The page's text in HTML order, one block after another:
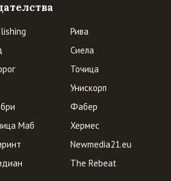
Маб
Рива
Сиела
Точица
Унискорп
Фабер
Хермес
Newmedia21.eu
The Rebeat